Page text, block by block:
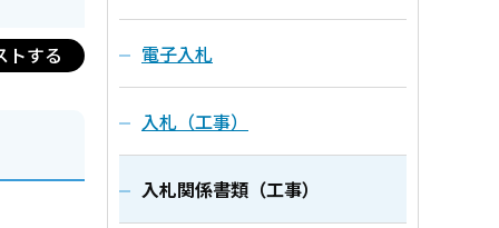
トする 電子入札
入札（工事）
入札関係書類（工事）